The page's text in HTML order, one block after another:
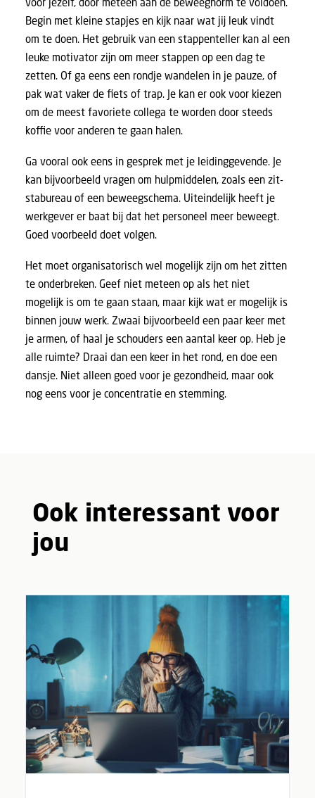
Begin met kleine stapjes en kijk naar wat jij leuk vindt
om te doen. Het gebruik van een stappenteller kan al een
leuke motivator zijn om meer stappen op een dag te
zetten. Of ga eens een rondje wandelen in je pauze, of
pak wat vaker de fiets of trap. Je kan er ook voor kiezen
om de meest favoriete collega te worden door steeds
koffie voor anderen te gaan halen.
Ga vooral ook eens in gesprek met je leidinggevende. Je
kan bijvoorbeeld vragen om hulpmiddelen, zoals een zit-
stabureau of een beweegschema. Uiteindelijk heeft je
werkgever er baat bij dat het personeel meer beweegt.
Goed voorbeeld doet volgen.
Het moet organisatorisch wel mogelijk zijn om het zitten
te onderbreken. Geef niet meteen op als het niet
mogelijk is om te gaan staan, maar kijk wat er mogelijk is
binnen jouw werk. Zwaai bijvoorbeeld een paar keer met
je armen, of haal je schouders een aantal keer op. Heb je
alle ruimte? Draai dan een keer in het rond, en doe een
dansje. Niet alleen goed voor je gezondheid, maar ook
nog eens voor je concentratie en stemming.
Ook interessant voor
jou